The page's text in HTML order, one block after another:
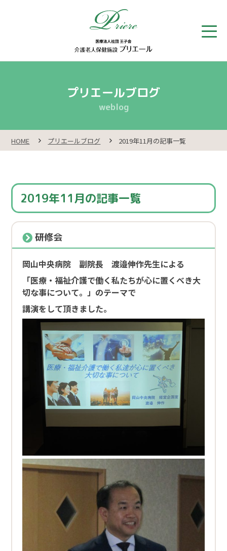
お問い合わせ・見学申し込み・資料請求
* 月～金 9:00～17:00
施設紹介
ご入所・ショートステイ
デイケア（短時間通所リハビリ）
訪問リハビリ
プリエールブログ
アクセス
採用情報
お知らせ
プリエールブログ
weblog
HOME プリエールブログ 2019年11月の記事一覧
2019年11月の記事一覧
研修会
岡山中央病院 副院長 渡邉伸作先生による
「医療・福祉介護で働く私たちが心に置くべき大
切な事について。」のテーマで
講演をして頂きました。